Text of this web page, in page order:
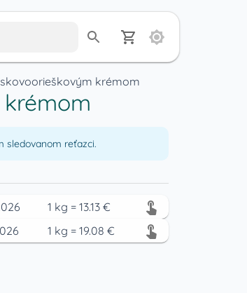
krémom
sledovanom reťazci.
1 kg = 13.13€
1 kg = 19.08 €